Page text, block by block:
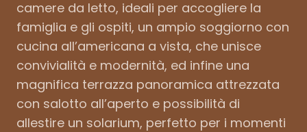
camere da letto, ideali per accogliere la
famiglia e gli ospiti, un ampio soggiorno con
cucina all’americana a vista, che unisce
convivialità e modernità, ed infine una
magnifica terrazza panoramica attrezzata
con salotto all’aperto e possibilità di
allestire un solarium, perfetto per i momenti